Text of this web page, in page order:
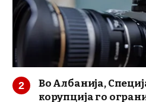
Во Албанија,
корупција го